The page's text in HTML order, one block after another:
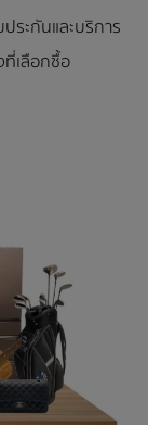
ระกันและบริการ
เลือกซื้อ